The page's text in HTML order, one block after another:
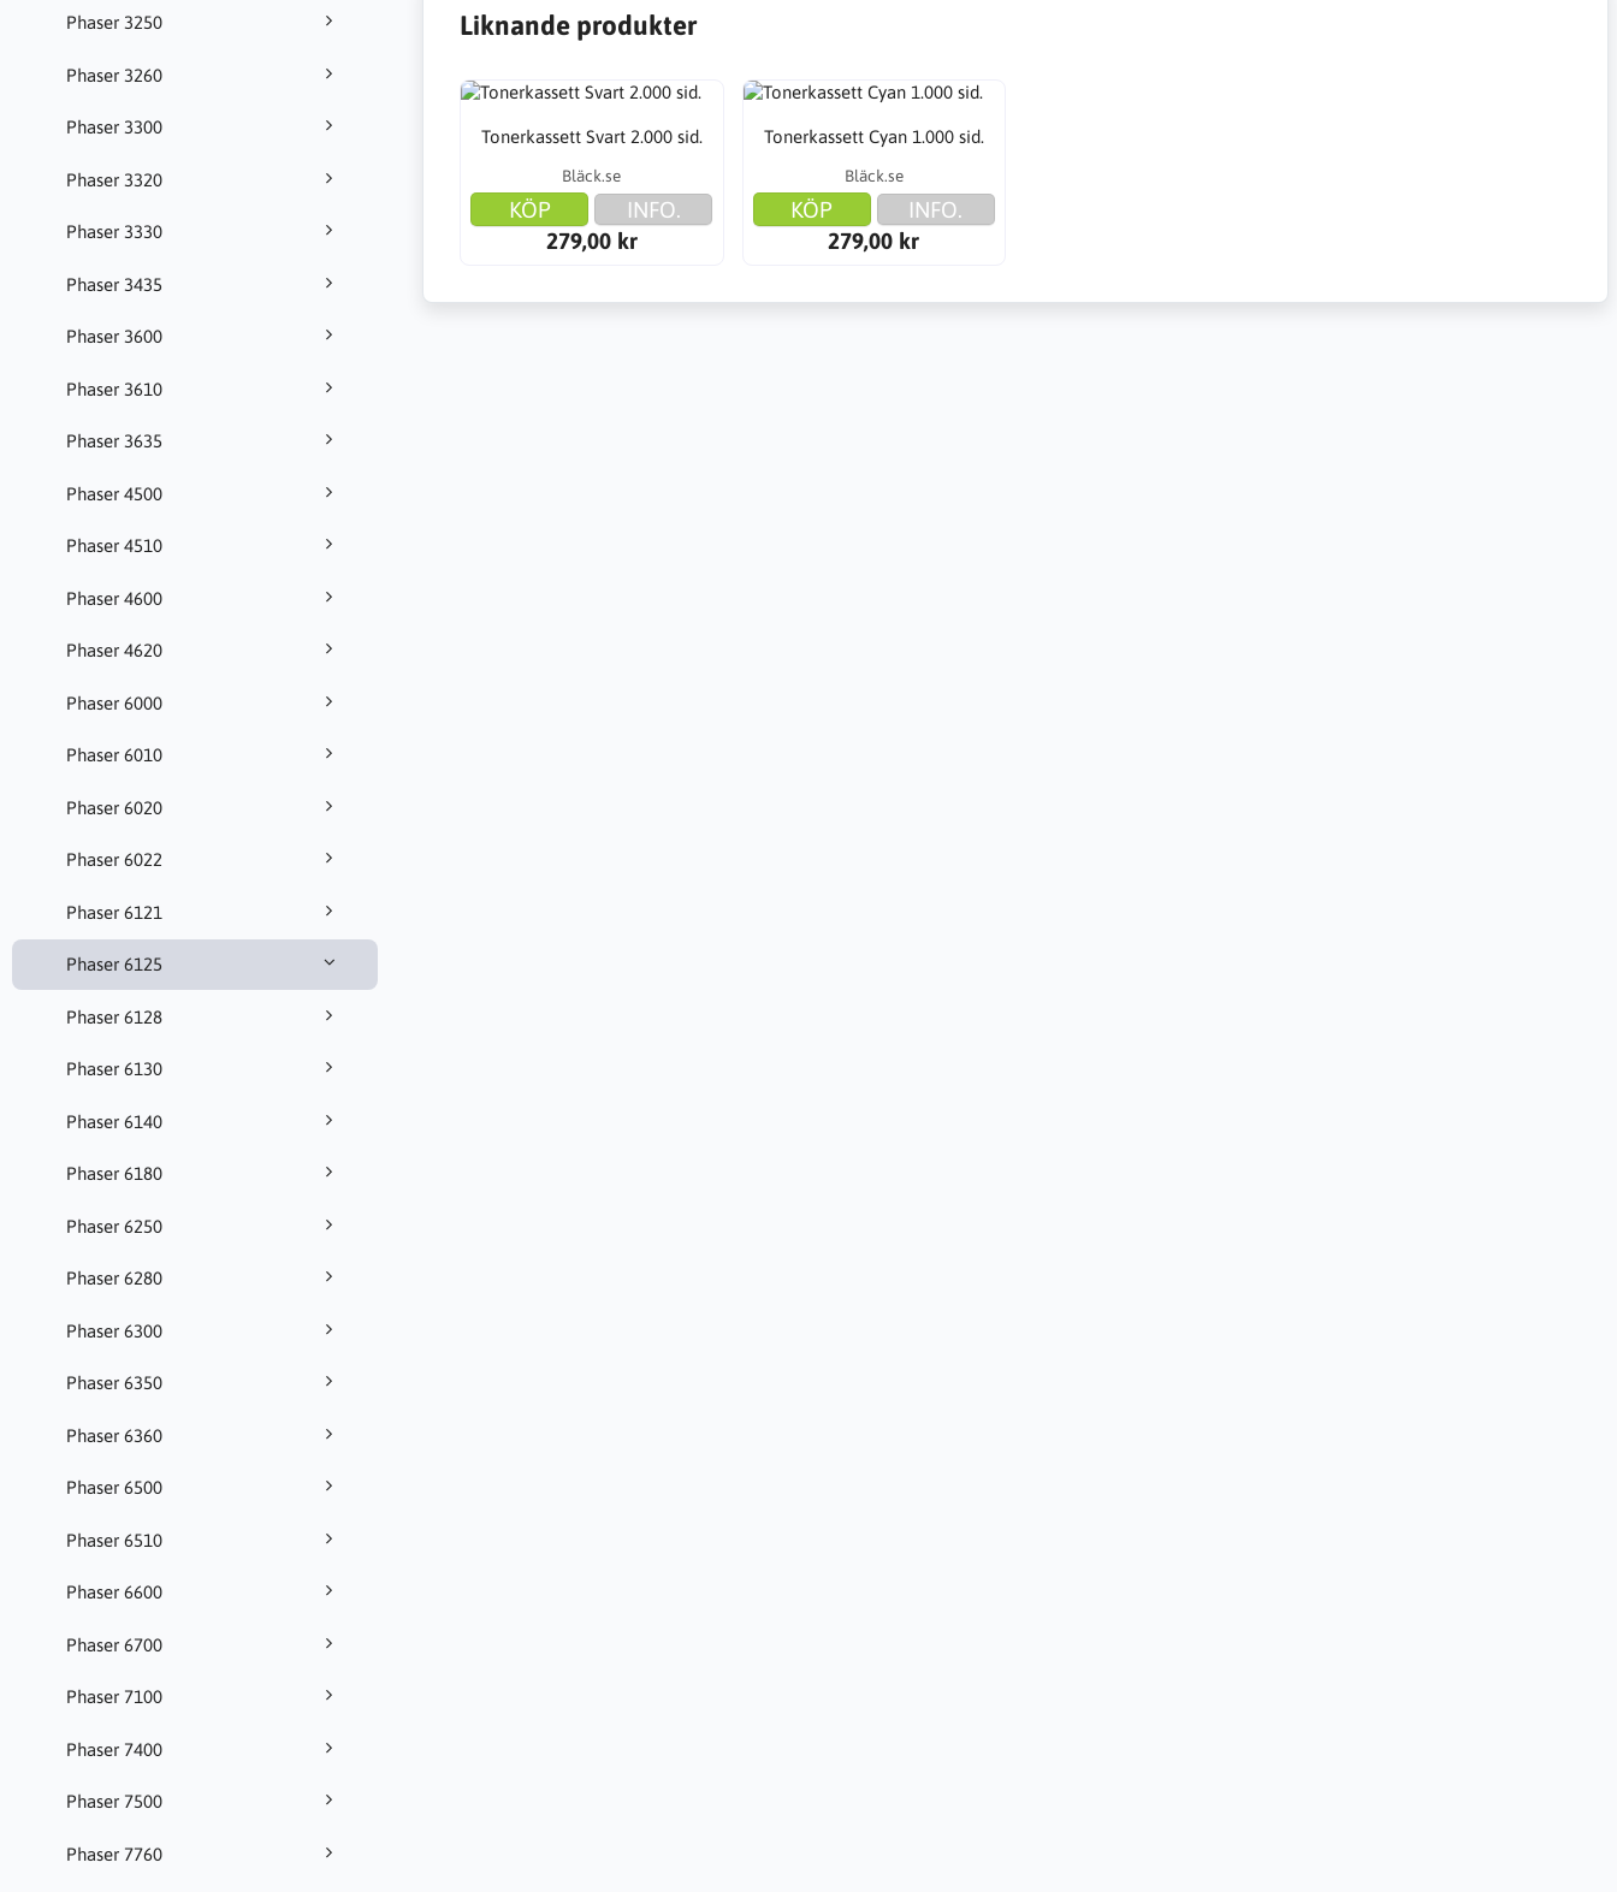
Phaser 3250
Phaser 3260
Phaser 3300
Phaser 3320
Phaser 3330
Phaser 3435
Phaser 3600
Phaser 3610
Phaser 3635
Phaser 4500
Phaser 4510
Phaser 4600
Phaser 4620
Phaser 6000
Phaser 6010
Phaser 6020
Phaser 6022
Phaser 6121
Phaser 6125
Phaser 6128
Phaser 6130
Phaser 6140
Phaser 6180
Phaser 6250
Phaser 6280
Phaser 6300
Phaser 6350
Phaser 6360
Phaser 6500
Phaser 6510
Phaser 6600
Phaser 6700
Phaser 7100
Phaser 7400
Phaser 7500
Phaser 7760
Liknande produkter
Tonerkassett Svart 2.000 sid.
Bläck.se
KÖP
INFO.
279,00 kr
Tonerkassett Cyan 1.000 sid.
Bläck.se
KÖP
INFO.
279,00 kr